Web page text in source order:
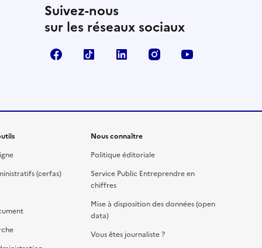
Suivez-nous
sur les réseaux sociaux
FacebookTikTok Linkedin Instagram
(cerfas)
Nous connaître
Politique éditoriale
Service Public Entreprendre en
chiffres
Mise à disposition des données (open
data)
Vous êtes journaliste ?